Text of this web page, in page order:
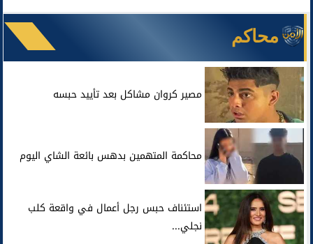
محاكم
مصير كروان مشاكل بعد تأييد حبسه
محاكمة المتهمين بدهس بائعة الشاي اليوم
استئناف حبس رجل أعمال في واقعة كلب
نجلي...